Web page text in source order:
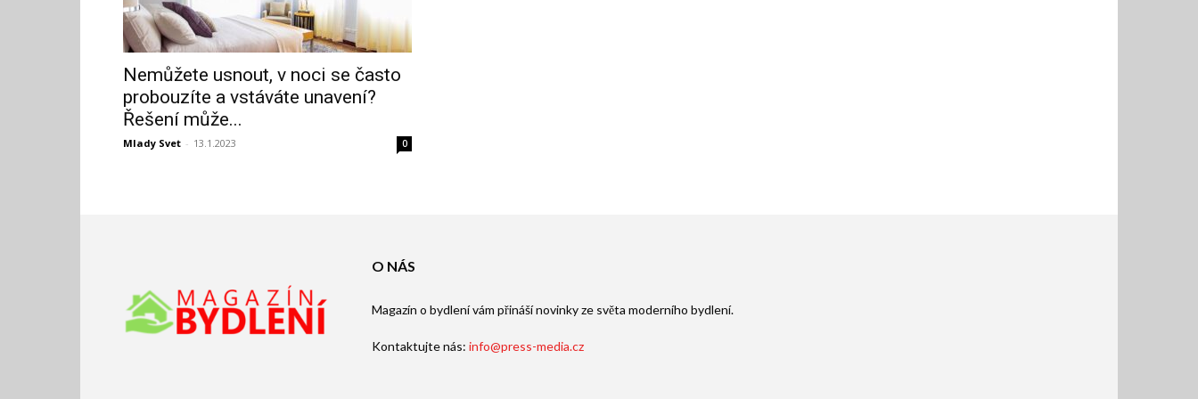
Nemůžete usnout, v noci se často
probouzíte a vstáváte unavení?
Řešení může...
Mlady Svet - 13.1.2023 0
O NÁS
Magazín o bydlení vám přináší novinky ze světa moderního bydlení.
Kontaktujte nás: info@press-media.cz